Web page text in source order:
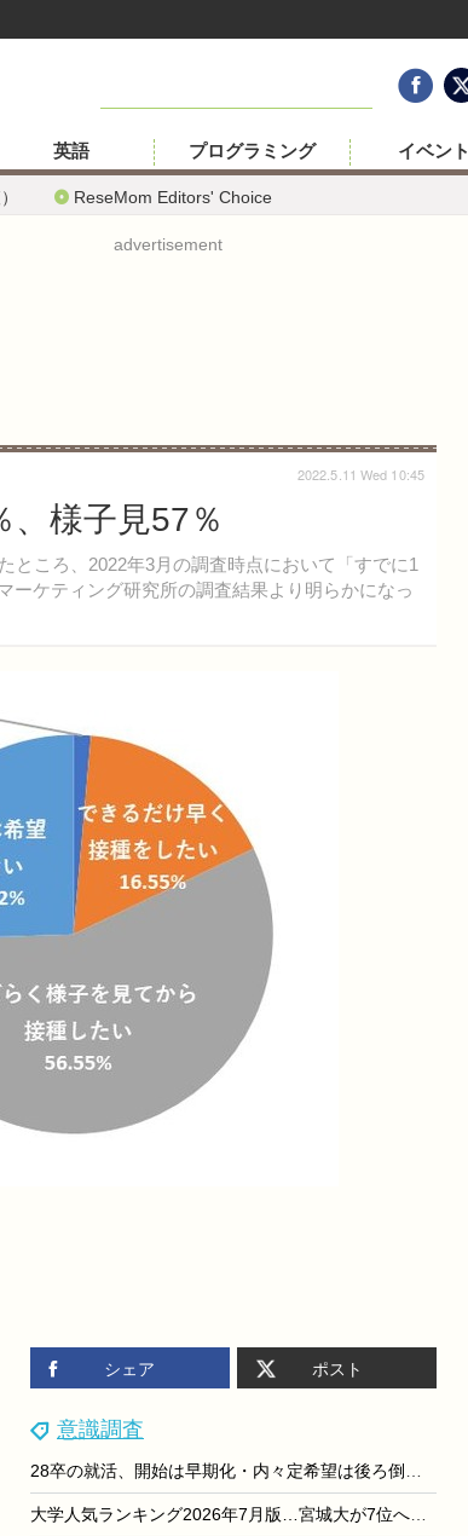
ReseMom Editors' Choice
英語 プログラミング イベント
advertisement
様子見57％
ころ、2022年3月の調査時点において「すでに1
ーケティング研究所の調査結果より明らかになっ
2022.5.11 Wed 10:45
シェア ポスト
意識調査
28卒の就活、開始は早期化・内々定希望は後ろ倒し…dodaキャンパス調査
大学人気ランキング2026年7月版…宮城大が7位へ上昇